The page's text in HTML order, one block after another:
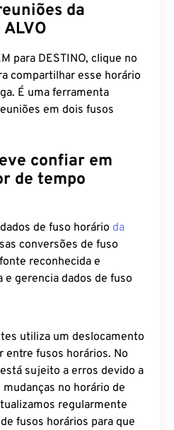
da
para DESTINO, clique no
compartilhar esse horário
É uma ferramenta
em dois fusos
confiar em
de tempo
de fuso horário da
conversões de fuso
reconhecida e
gerencia dados de fuso
utiliza um deslocamento
fusos horários. No
sujeito a erros devido a
no horário de
regularmente
fusos horários para que